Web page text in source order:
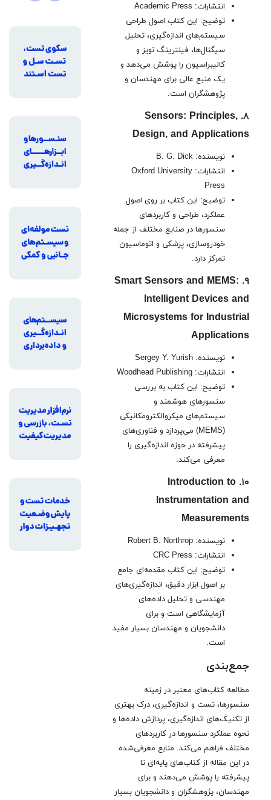
انتشارات: Academic Press
توضیح: این کتاب اصول طراحی
سیستم‌های اندازه‌گیری، تحلیل
سیگنال‌ها، فیلترینگ نویز و
کالیبراسیون را پوشش می‌دهد و
یک منبع عالی برای مهندسان و
پژوهشگران است.
۸. Sensors: Principles,
Design, and Applications
نویسنده: B. G. Dick
انتشارات: Oxford University
Press
توضیح: این کتاب بر روی اصول
عملکرد، طراحی و کاربردهای
سنسورها در صنایع مختلف از جمله
خودروسازی، پزشکی و اتوماسیون
تمرکز دارد.
۹. Smart Sensors and MEMS:
Intelligent Devices and
Microsystems for Industrial
Applications
نویسنده: Sergey Y. Yurish
انتشارات: Woodhead Publishing
توضیح: این کتاب به بررسی
سنسورهای هوشمند و
سیستم‌های میکروالکترومکانیکی
(MEMS) می‌پردازد و فناوری‌های
پیشرفته در حوزه اندازه‌گیری را
معرفی می‌کند.
۱۰. Introduction to
Instrumentation and
Measurements
نویسنده: Robert B. Northrop
انتشارات: CRC Press
توضیح: این کتاب مقدمه‌ای جامع
بر اصول ابزار دقیق، اندازه‌گیری‌های
مهندسی و تحلیل داده‌های
آزمایشگاهی است و برای
دانشجویان و مهندسان بسیار مفید
است.
جمع‌بندی
مطالعه کتاب‌های معتبر در زمینه
سنسورها، تست و اندازه‌گیری، درک بهتری
از تکنیک‌های اندازه‌گیری، پردازش داده‌ها و
نحوه عملکرد سنسورها در کاربردهای
مختلف فراهم می‌کند. منابع معرفی‌شده
در این مقاله از کتاب‌های پایه‌ای تا
پیشرفته را پوشش می‌دهند و برای
مهندسان، پژوهشگران و دانشجویان بسیار